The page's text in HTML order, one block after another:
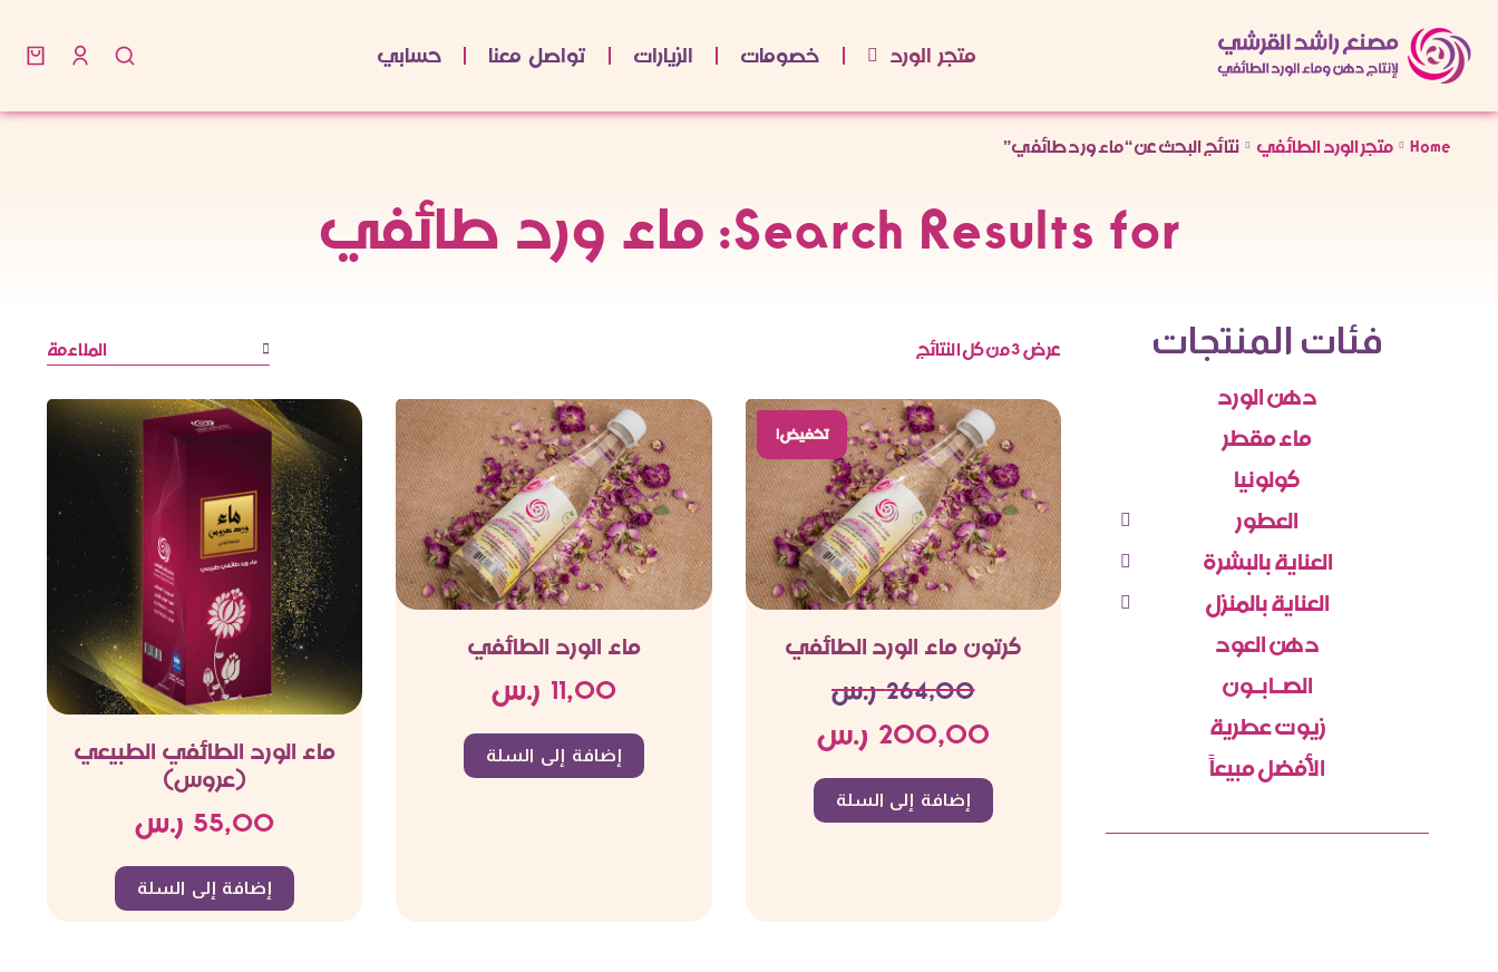
متجر الورد خصومات الزيارات تواصل معنا حسابي
You are here:
Home متجر الورد الطائفي نتائج البحث عن “ماء ورد طائفي”
Search Results for: ماء ورد طائفي
فئات المنتجات
دهن الورد
ماء مقطر
كولونيا
العطور
العناية بالبشرة
العناية بالمنزل
دهن العود
الصـابـون
زيوت عطرية
الأفضل مبيعاً
عرض ⁦3⁩ من كل النتائج
تخفيض!
كرتون ماء الورد الطائفي
264,00 ر.س
200,00 ر.س
إضافة إلى السلة
ماء الورد الطائفي
11,00 ر.س
إضافة إلى السلة
ماء الورد الطائفي الطبيعي
(عروس)
55,00 ر.س
إضافة إلى السلة